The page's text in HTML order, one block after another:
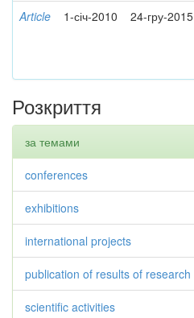
Article 1-січ-2010 24-гру-2015
Розкриття
за темами
conferences
exhibitions
international projects
publication of results of research
scientific activities